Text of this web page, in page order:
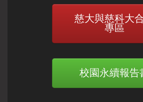
慈大與慈科大
專區
校園永續報告